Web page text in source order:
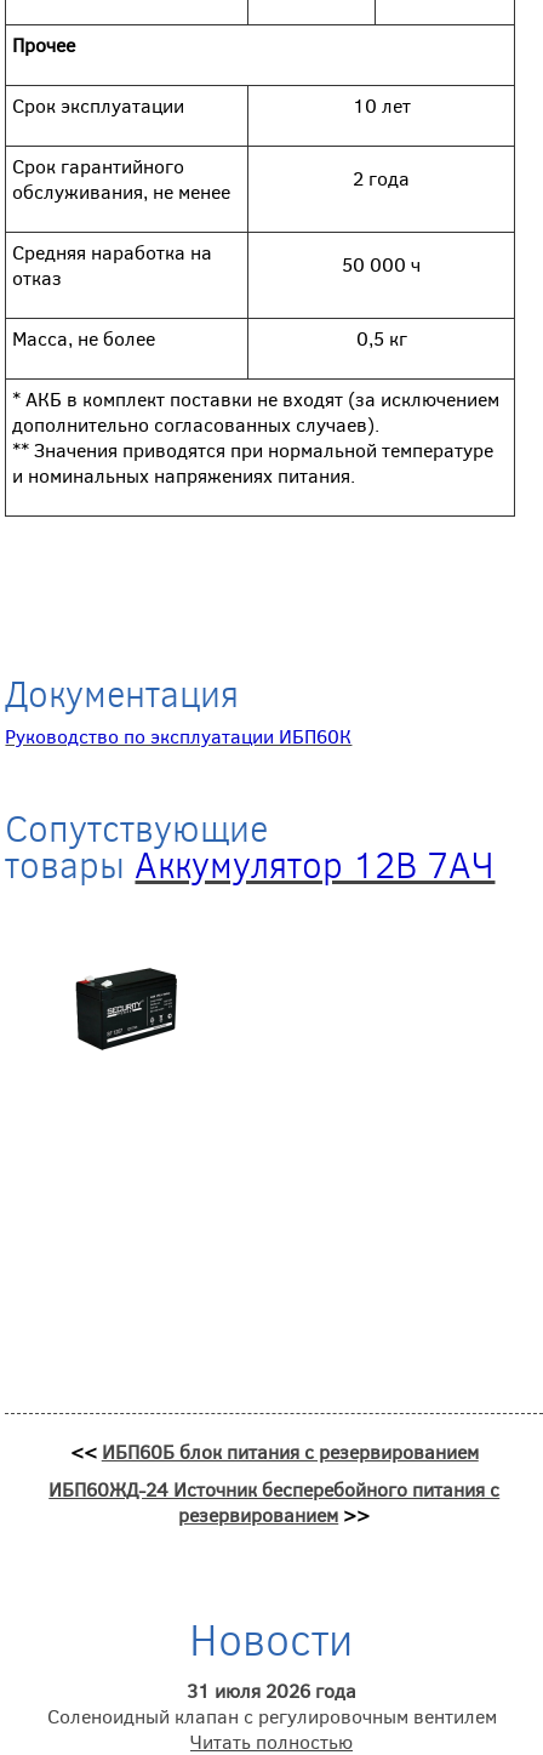
Прочее
Срок эксплуатации 10 лет
Срок гарантийного
обслуживания, не менее
2 года
Средняя наработка на
отказ
50 000 ч
Масса, не более 0,5 кг
* АКБ в комплект поставки не входят (за исключением
дополнительно согласованных случаев).
** Значения приводятся при нормальной температуре
и номинальных напряжениях питания.
Документация
Руководство по эксплуатации ИБП60К
Сопутствующие
товары Аккумулятор 12В 7АЧ
<< ИБП60Б блок питания с резервированием
ИБП60ЖД-24 Источник бесперебойного питания с
резервированием >>
Новости
31 июля 2026 года
Соленоидный клапан с регулировочным вентилем
Читать полностью